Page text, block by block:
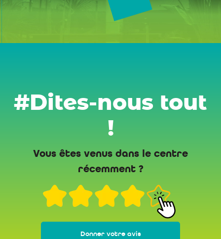
#Dites-nous tout
!
Vous êtes venus dans le centre
récemment ?
Donner votre avis